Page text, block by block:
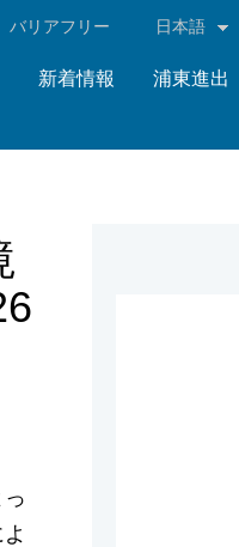
‌バリアフリー 日本語
新着情報 浦東進出